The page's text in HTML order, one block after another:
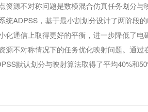
资源不对称问题是数模混合仿真任务划分
统ADPSS，基于最小割划分设计了两阶段
化通信上取得更好的平衡，进一步降低了
源不对称情况下的任务优化映射问题。通
默认划分与映射算法取得了平均40%和